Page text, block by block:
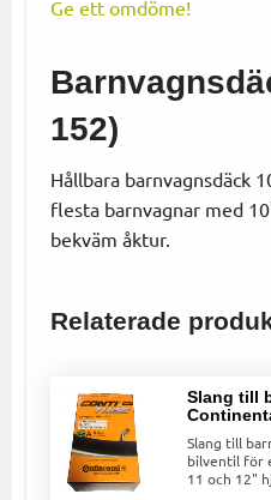
Ge ett omdöme!
152)
Hållbara barnvagnsdäck
flesta barnvagnar med
bekväm åktur.
Relaterade
Slang till
Slang till
bilventil för
11 och 12"